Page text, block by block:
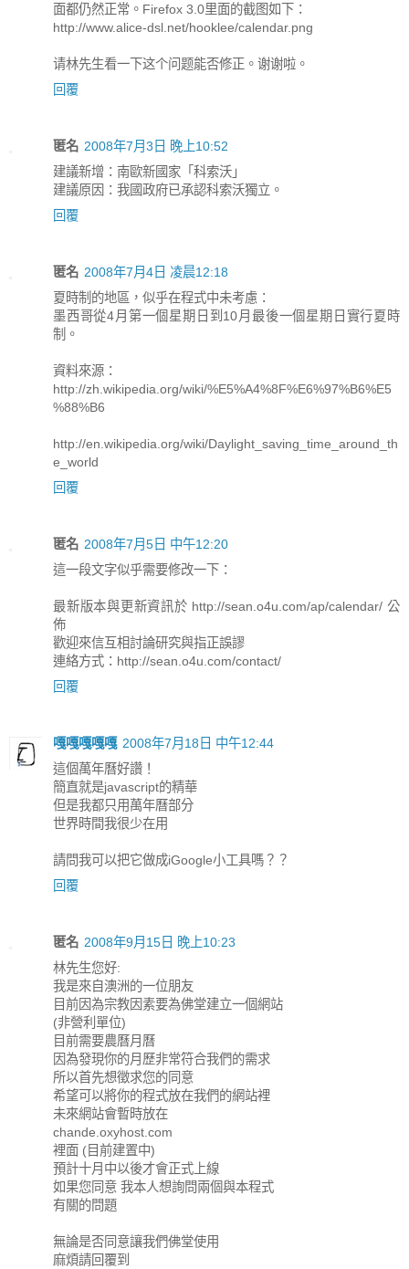
面都仍然正常。Firefox 3.0里面的截图如下：
http://www.alice-dsl.net/hooklee/calendar.png
请林先生看一下这个问题能否修正。谢谢啦。
回覆
匿名 2008年7月3日 晚上10:52
建議新增：南歐新國家「科索沃」
建議原因：我國政府已承認科索沃獨立。
回覆
匿名 2008年7月4日 凌晨12:18
夏時制的地區，似乎在程式中未考慮：
墨西哥從4月第一個星期日到10月最後一個星期日實行夏時
制。
資料來源：
http://zh.wikipedia.org/wiki/%E5%A4%8F%E6%97%B6%E5
%88%B6
http://en.wikipedia.org/wiki/Daylight_saving_time_around_th
e_world
回覆
匿名 2008年7月5日 中午12:20
這一段文字似乎需要修改一下：
最新版本與更新資訊於 http://sean.o4u.com/ap/calendar/ 公
佈
歡迎來信互相討論研究與指正誤謬
連絡方式：http://sean.o4u.com/contact/
回覆
嘎嘎嘎嘎嘎 2008年7月18日 中午12:44
這個萬年曆好讚！
簡直就是javascript的精華
但是我都只用萬年曆部分
世界時間我很少在用
請問我可以把它做成iGoogle小工具嗎？？
回覆
匿名 2008年9月15日 晚上10:23
林先生您好:
我是來自澳洲的一位朋友
目前因為宗教因素要為佛堂建立一個網站
(非營利單位)
目前需要農曆月曆
因為發現你的月歷非常符合我們的需求
所以首先想徵求您的同意
希望可以將你的程式放在我們的網站裡
未來網站會暫時放在
chande.oxyhost.com
裡面 (目前建置中)
預計十月中以後才會正式上線
如果您同意 我本人想詢問兩個與本程式
有關的問題
無論是否同意讓我們佛堂使用
麻煩請回覆到